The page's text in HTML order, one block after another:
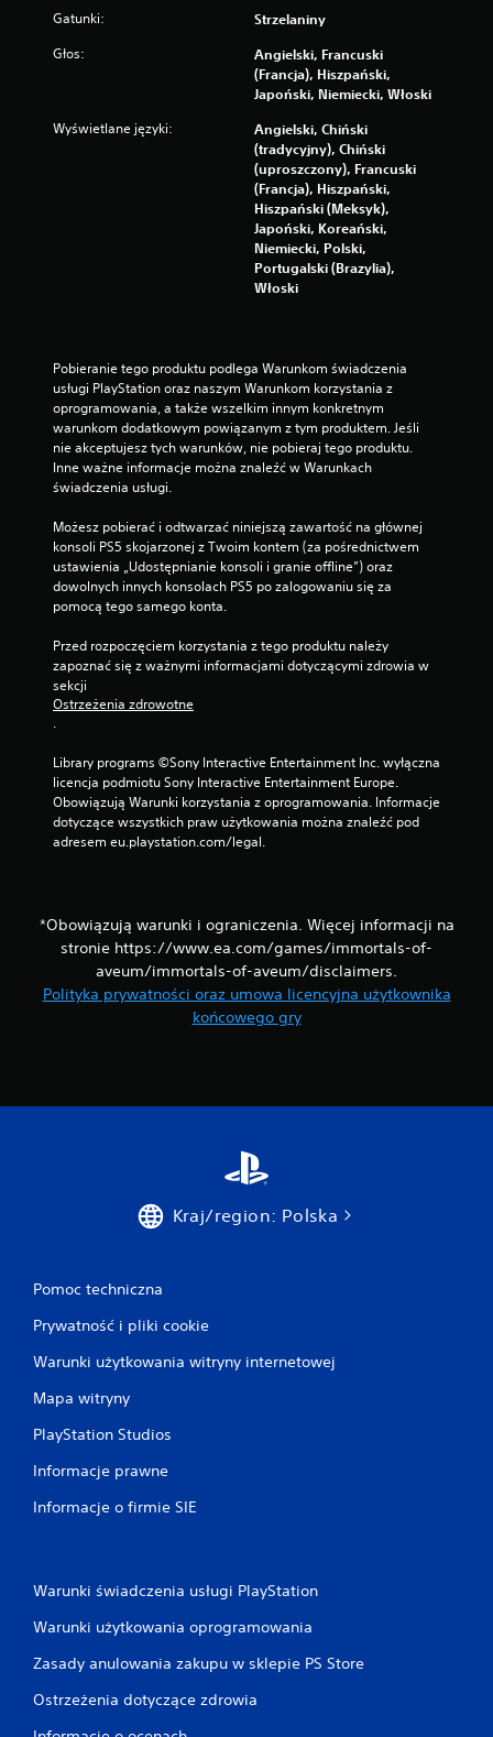
b
o
l
e
r
a
M
ż
e
s
z
g
a
ć
e
ł
ą
c
z
a
f
u
k
c
k
t
ó
w
o
y
o
y
o
t
r
o
Gatunki: Strzelaniny
Głos:
Angielski, Francuski
(Francja), Hiszpański,
Japoński, Niemiecki, Włoski
Wyświetlane języki:
Angielski, Chiński
(tradycyjny), Chiński
(uproszczony), Francuski
(Francja), Hiszpański,
Hiszpański (Meksyk),
Japoński, Koreański,
Niemiecki, Polski,
Portugalski (Brazylia),
Włoski
Pobieranie tego produktu podlega Warunkom świadczenia
usługi PlayStation oraz naszym Warunkom korzystania z
oprogramowania, a także wszelkim innym konkretnym
warunkom dodatkowym powiązanym z tym produktem. Jeśli
nie akceptujesz tych warunków, nie pobieraj tego produktu.
Inne ważne informacje można znaleźć w Warunkach
świadczenia usługi.
Możesz pobierać i odtwarzać niniejszą zawartość na głównej
konsoli PS5 skojarzonej z Twoim kontem (za pośrednictwem
ustawienia „Udostępnianie konsoli i granie offline”) oraz
dowolnych innych konsolach PS5 po zalogowaniu się za
pomocą tego samego konta.
Przed rozpoczęciem korzystania z tego produktu należy
zapoznać się z ważnymi informacjami dotyczącymi zdrowia w
sekcji
Ostrzeżenia zdrowotne
.
Library programs ©Sony Interactive Entertainment Inc. wyłączna
licencja podmiotu Sony Interactive Entertainment Europe.
Obowiązują Warunki korzystania z oprogramowania. Informacje
dotyczące wszystkich praw użytkowania można znaleźć pod
adresem eu.playstation.com/legal.
*Obowiązują warunki i ograniczenia. Więcej informacji na
stronie https://www.ea.com/games/immortals-of-
aveum/immortals-of-aveum/disclaimers.
Polityka prywatności oraz umowa licencyjna użytkownika
końcowego gry
Kraj/region: Polska
Pomoc techniczna
Prywatność i pliki cookie
Warunki użytkowania witryny internetowej
Mapa witryny
PlayStation Studios
Informacje prawne
Informacje o firmie SIE
Warunki świadczenia usługi PlayStation
Warunki użytkowania oprogramowania
Zasady anulowania zakupu w sklepie PS Store
Ostrzeżenia dotyczące zdrowia